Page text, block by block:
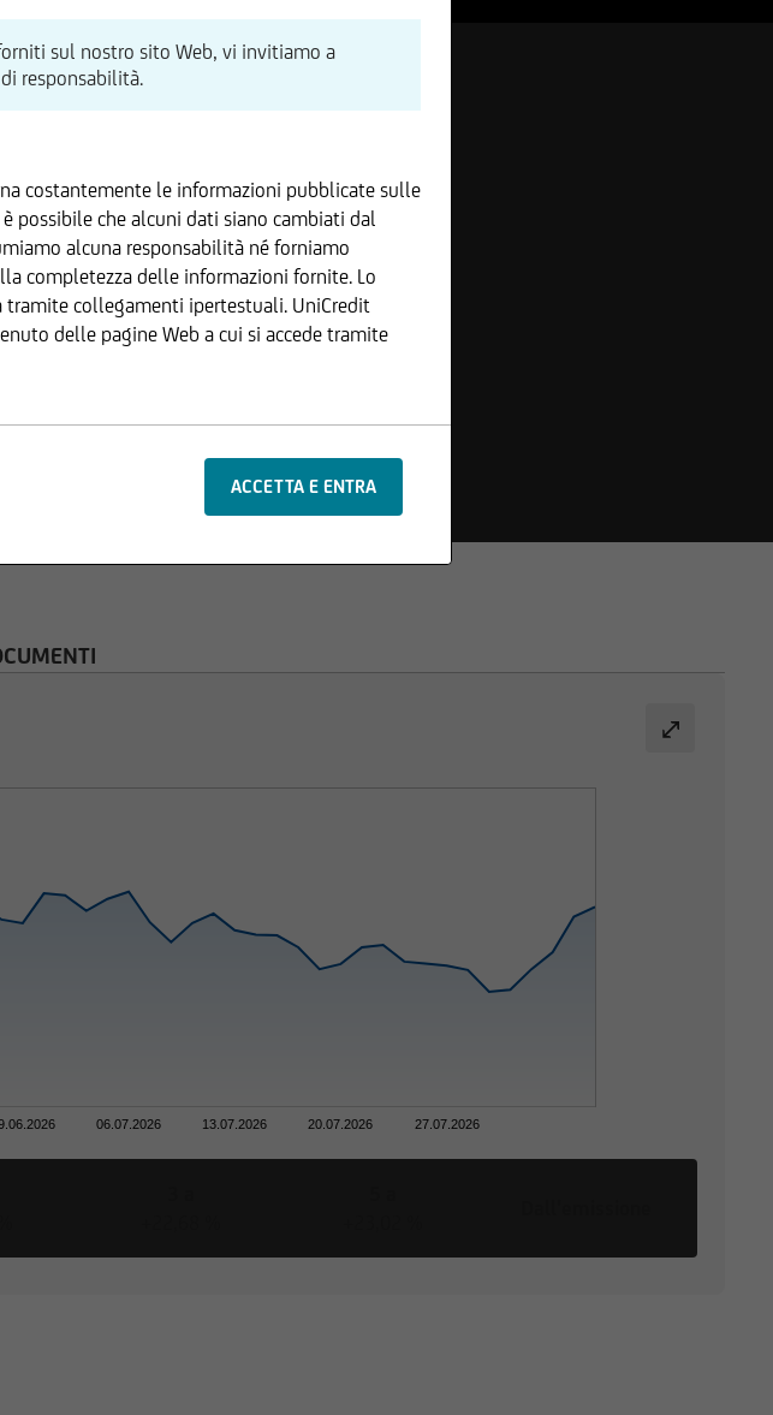
06.07.2026 13.07.2026 20.07.2026 27.07.2026
sul nostro sito Web, vi invitiamo a
responsabilità.
costantemente le informazioni pubblicate sulle
possibile che alcuni dati siano cambiati dal
alcuna responsabilità né forniamo
completezza delle informazioni fornite. Lo
tramite collegamenti ipertestuali. UniCredit
delle pagine Web a cui si accede tramite
di apportare modifiche o aggiunte alle
l'uso di testi, estratti di testi o materiale
di UniCredit Invest Lux Société Anonyme.
informativo e non costituisce il presupposto
vi invitiamo a parlare con uno dei nostri
destinate a persone fisiche o giuridiche la cui